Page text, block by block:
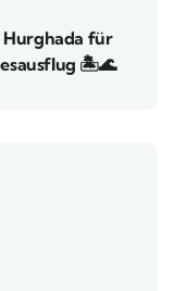
Hurghada für
🏝️🌊